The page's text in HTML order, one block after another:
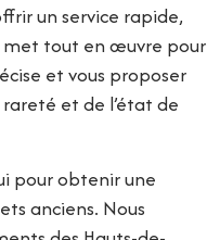
un service rapide,
tout en œuvre pour
et vous proposer
et de l’état de
pour obtenir une
anciens. Nous